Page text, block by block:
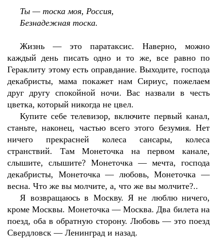
Ты — тоска моя, Россия,
Безнадежная тоска.
Жизнь — это паратаксис. Наверно, можно
каждый день писать одно и то же, все равно по
Гераклиту этому есть оправдание. Выходите, господа
декабристы, мама покажет нам Сириус, пожелаем
друг другу спокойной ночи. Вас назвали в честь
цветка, который никогда не цвел.
Купите себе телевизор, включите первый канал,
станьте, наконец, частью всего этого безумия. Нет
ничего прекрасней колеса сансары, колеса
странствий. Там Монеточка на первом канале,
слышите, слышите? Монеточка — мечта, господа
декабристы, Монеточка — любовь, Монеточка —
весна. Что же вы молчите, а, что же вы молчите?..
Я возвращаюсь в Москву. Я не люблю ничего,
кроме Москвы. Монеточка — Москва. Два билета на
поезд, оба в обратную сторону. Любовь — это поезд
Свердловск — Ленинград и назад.